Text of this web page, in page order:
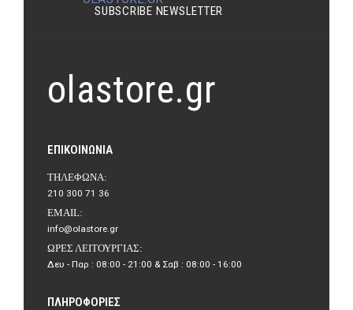
SUBSCRIBE NEWSLETTER
olastore.gr
ΕΠΙΚΟΙΝΩΝΊΑ
ΤΗΛΈΦΩΝΑ:
210 300 71 36
EMAIL:
info@olastore.gr
ΏΡΕΣ ΛΕΙΤΟΥΡΓΊΑΣ:
Δευ - Παρ : 08:00 - 21:00 & Σαβ : 08:00 - 16:00
ΠΛΗΡΟΦΟΡΊΕΣ